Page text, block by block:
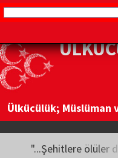
Ülkücülük; Müslüman
"...Şehitlere ölüler